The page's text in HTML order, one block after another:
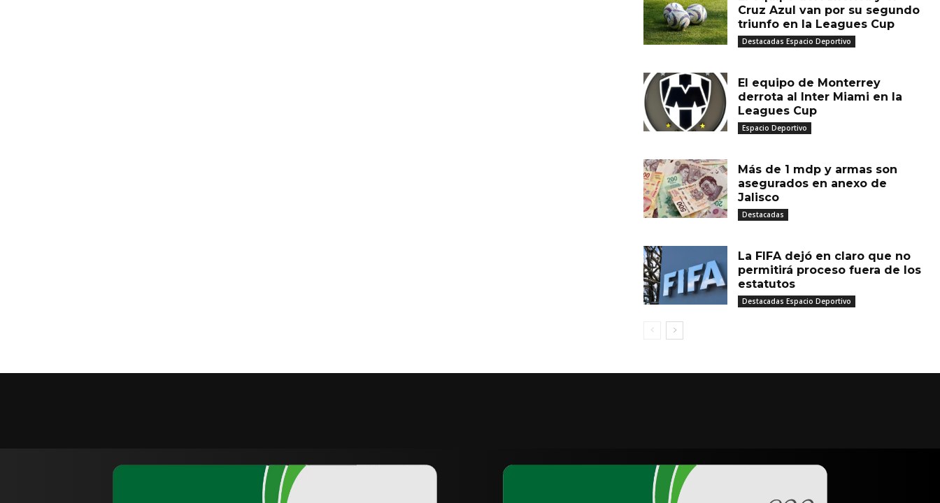
Cruz Azul van por su segundo
triunfo en la Leagues Cup
Destacadas Espacio Deportivo
El equipo de Monterrey
derrota al Inter Miami en la
Leagues Cup
Espacio Deportivo
Más de 1 mdp y armas son
asegurados en anexo de
Jalisco
Destacadas
La FIFA dejó en claro que no
permitirá proceso fuera de los
estatutos
Destacadas Espacio Deportivo